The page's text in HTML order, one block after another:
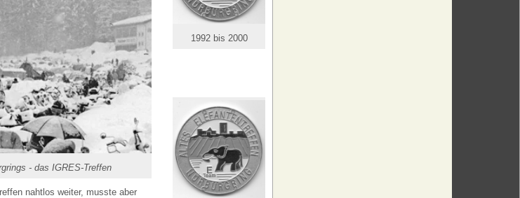
- das IGRES-Treffen
nahtlos weiter, musste aber
1992 bis 2000